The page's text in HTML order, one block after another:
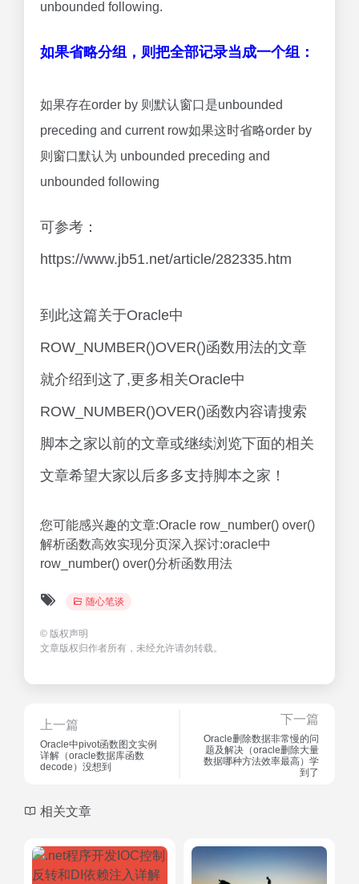
unbounded following.
如果省略分组，则把全部记录当成一个组：
如果存在order by 则默认窗口是unbounded
preceding and current row如果这时省略order by
则窗口默认为 unbounded preceding and
unbounded following
可参考：
https://www.jb51.net/article/282335.htm
到此这篇关于Oracle中
ROW_NUMBER()OVER()函数用法的文章
就介绍到这了,更多相关Oracle中
ROW_NUMBER()OVER()函数内容请搜索
脚本之家以前的文章或继续浏览下面的相关
文章希望大家以后多多支持脚本之家！
您可能感兴趣的文章:Oracle row_number() over()
解析函数高效实现分页深入探讨:oracle中
row_number() over()分析函数用法
随心笔谈
© 版权声明
文章版权归作者所有，未经允许请勿转载。
上一篇
Oracle中pivot函数图文实例
详解（oracle数据库函数
decode）没想到
下一篇
Oracle删除数据非常慢的问
题及解决（oracle删除大量
数据哪种方法效率最高）学
到了
相关文章